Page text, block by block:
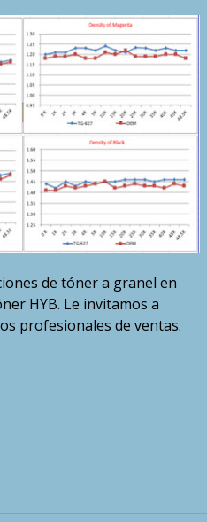
de tóner a granel en
HYB. Le invitamos a
profesionales de ventas.